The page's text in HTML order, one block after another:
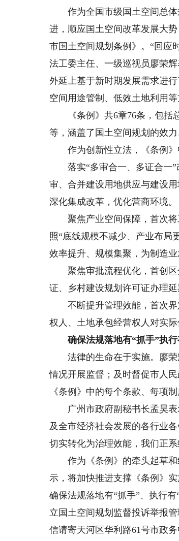
作为全国市级国土空间总体
进，顺应国土空间改革发展大
市国土空间规划条例》。“回应
法工委主任、一级巡视员廖荣
外延上基于新时期发展需求进
空间用途管制、低效土地利用
《条例》共6章76条，包括总
等，涵盖了国土空间规划的效
作为创新性立法，《条例》
落实“多审合一、多证合一”
审、合并建设用地供应与建设
深化集成改革，优化营商环境。
聚焦产业空间保障，首次将
照“底线规模不减少、产业布局
效率提升、规模集聚，为制造业
聚焦审批流程优化，首创区
证、乡村建设规划许可证办理
不断提升管理效能，首次界
权人、土地承包经营权人对实
确保法规落地有“抓手”执行
法律的生命在于实施。廖荣
情况开展监督；及时督促市人
《条例》中的每个条款、每项
广州市政府副秘书长孟昊表
及全市经济社会发展的各行业
切实转化为治理效能，我们正
作为《条例》的牵头起草和
示，将加快推进支撑《条例》
确保法规落地有“抓手”、执行
立国土空间规划监督投诉举报
信请寄天河区华利路61号市政